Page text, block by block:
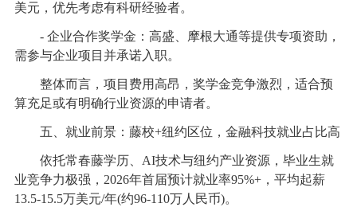
美元，优先考虑有科研经验者。
- 企业合作奖学金：高盛、摩根大通等提供专项资助，
需参与企业项目并承诺入职。
整体而言，项目费用高昂，奖学金竞争激烈，适合预
算充足或有明确行业资源的申请者。
五、就业前景：藤校+纽约区位，金融科技就业占比高
依托常春藤学历、AI技术与纽约产业资源，毕业生就
业竞争力极强，2026年首届预计就业率95%+，平均起薪
13.5-15.5万美元/年(约96-110万人民币)。